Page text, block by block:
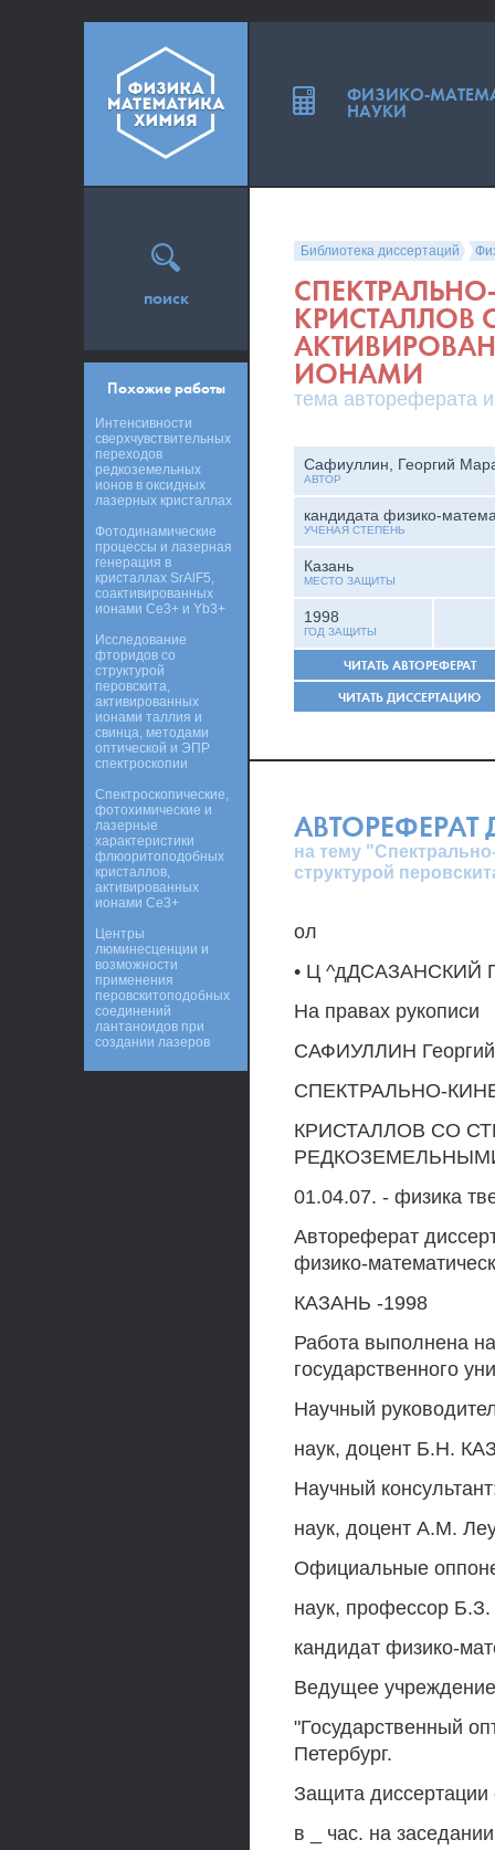
Библиотека диссертаций
КРИСТАЛЛОВ
ИОНАМИ
тема автореферата
Сафиуллин, Георгий
АВТОР
кандидата физико-
УЧЕНАЯ СТЕПЕНЬ
Казань
МЕСТО ЗАЩИТЫ
1998
ГОД ЗАЩИТЫ
ЧИТАТЬ АВТОРЕФЕРАТ
ЧИТАТЬ ДИССЕРТАЦИЮ
АВТОРЕФЕРАТ
на тему
структурой
ол
• Ц
На правах рукописи
САФИУЛЛИН
СПЕКТРАЛЬНО-
КРИСТАЛЛОВ СО
01.04.07. - физика
Автореферат
физико-
КАЗАНЬ -1998
Работа выполнена
государственного
Научный
наук, доцент Б.Н.
Научный
наук, доцент A.M.
Официальные
наук, профессор
кандидат физико-
Ведущее
"Государственный
Петербург.
Защита диссертации
в _ час. на
поиск
Похожие работы
Интенсивности
сверхчувствительных
переходов
редкоземельных
ионов в оксидных
лазерных кристаллах
Фотодинамические
процессы и лазерная
генерация в
кристаллах SrAlF5,
соактивированных
ионами Ce3+ и Yb3+
Исследование
фторидов со
структурой
перовскита,
активированных
ионами таллия и
свинца, методами
оптической и ЭПР
спектроскопии
Спектроскопические,
фотохимические и
лазерные
характеристики
флюоритоподобных
кристаллов,
активированных
ионами Ce3+
Центры
люминесценции и
возможности
применения
перовскитоподобных
соединений
лантаноидов при
создании лазеров
ФИЗИКО-
НАУКИ